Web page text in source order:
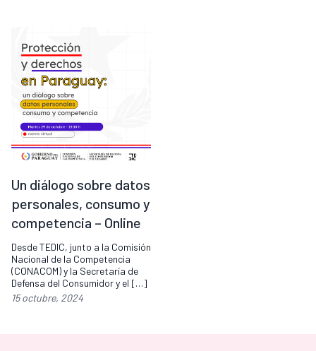
Un diálogo sobre datos
personales, consumo y
competencia – Online
Desde TEDIC, junto a la Comisión
Nacional de la Competencia
(CONACOM) y la Secretaría de
Defensa del Consumidor y el […]
15 octubre, 2024